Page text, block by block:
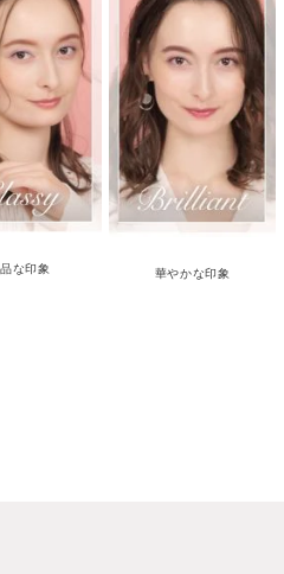
な印象 華やかな印象